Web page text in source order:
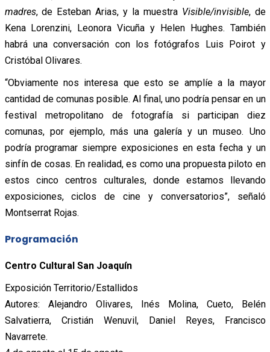
madres, de Esteban Arias, y la muestra Visible/invisible, de
Kena Lorenzini, Leonora Vicuña y Helen Hughes. También
habrá una conversación con los fotógrafos Luis Poirot y
Cristóbal Olivares.
“Obviamente nos interesa que esto se amplíe a la mayor
cantidad de comunas posible. Al final, uno podría pensar en un
festival metropolitano de fotografía si participan diez
comunas, por ejemplo, más una galería y un museo. Uno
podría programar siempre exposiciones en esta fecha y un
sinfín de cosas. En realidad, es como una propuesta piloto en
estos cinco centros culturales, donde estamos llevando
exposiciones, ciclos de cine y conversatorios”, señaló
Montserrat Rojas.
Programación
Centro Cultural San Joaquín
Exposición Territorio/Estallidos
Autores: Alejandro Olivares, Inés Molina, Cueto, Belén
Salvatierra, Cristián Wenuvil, Daniel Reyes, Francisco
Navarrete.